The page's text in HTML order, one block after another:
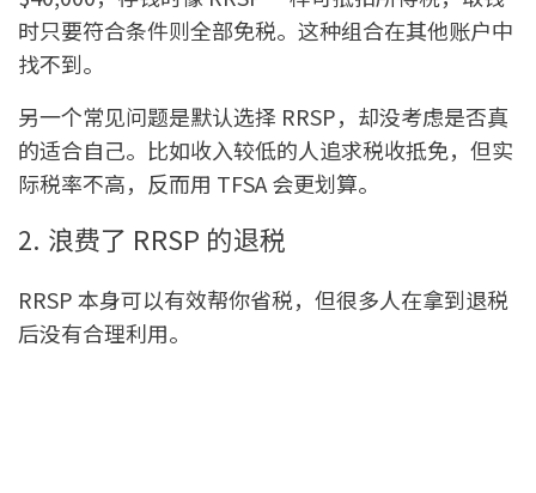
时只要符合条件则全部免税。这种组合在其他账户中
找不到。
另一个常见问题是默认选择 RRSP，却没考虑是否真
的适合自己。比如收入较低的人追求税收抵免，但实
际税率不高，反而用 TFSA 会更划算。
2. 浪费了 RRSP 的退税
RRSP 本身可以有效帮你省税，但很多人在拿到退税
后没有合理利用。